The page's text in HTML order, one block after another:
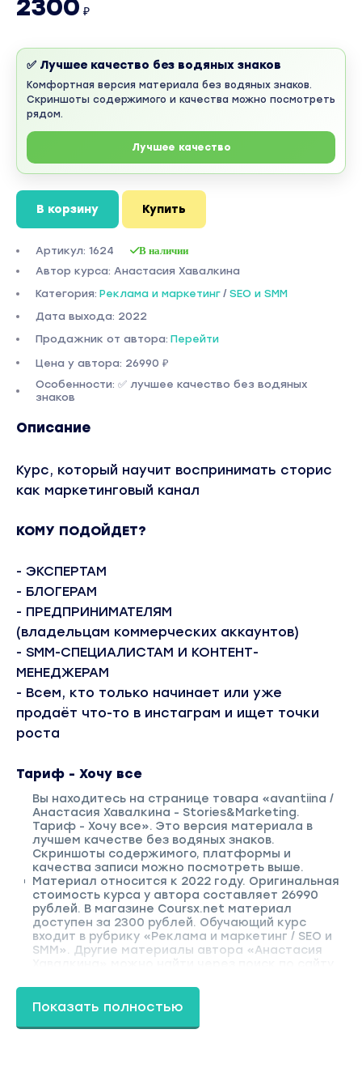
2300 ₽
✅ Лучшее качество без водяных знаков
Комфортная версия материала без водяных знаков.
Скриншоты содержимого и качества можно посмотреть
рядом.
Лучшее качество
В корзину Купить
Артикул: 1624 В наличии
Автор курса: Анастасия Хавалкина
Категория: Реклама и маркетинг / SEO и SMM
Дата выхода: 2022
Продажник от автора: Перейти
Цена у автора: 26990 ₽
Особенности: ✅ лучшее качество без водяных
знаков
Описание
Курс, который научит воспринимать сторис
как маркетинговый канал
КОМУ ПОДОЙДЕТ?
- ЭКСПЕРТАМ
- БЛОГЕРАМ
- ПРЕДПРИНИМАТЕЛЯМ
(владельцам коммерческих аккаунтов)
- SMM-СПЕЦИАЛИСТАМ И КОНТЕНТ-
МЕНЕДЖЕРАМ
- Всем, кто только начинает или уже
продаёт что-то в инстаграм и ищет точки
роста
Тариф - Хочу все
Вы находитесь на странице товара «avantiina /
Анастасия Хавалкина - Stories&Marketing.
Тариф - Хочу все». Это версия материала в
лучшем качестве без водяных знаков.
Скриншоты содержимого, платформы и
качества записи можно посмотреть выше.
Материал относится к 2022 году. Оригинальная
стоимость курса у автора составляет 26990
рублей. В магазине Coursx.net материал
доступен за 2300 рублей. Обучающий курс
входит в рубрику «Реклама и маркетинг / SEO и
SMM». Другие материалы автора «Анастасия
Показать полностью